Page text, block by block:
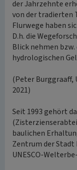
der Jahrzehnte
von der tradierten
Flurwege haben
D.h. die
Blick nehmen
hydrologischen
(Peter Burggraaff,
2021)
Seit 1993 gehört
baulichen
Zentrum der
UNESCO-